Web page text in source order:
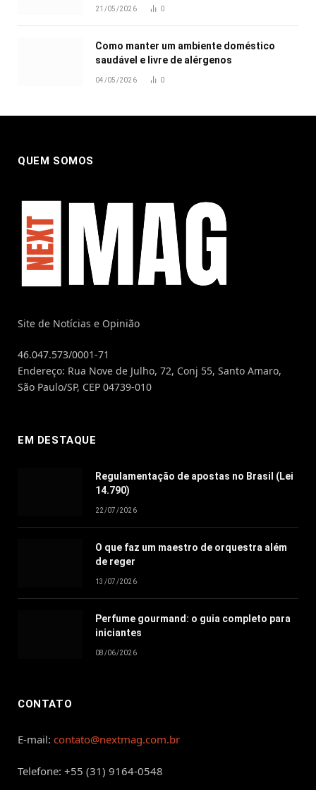
21/05/2026 0
Como manter um ambiente doméstico
saudável e livre de alérgenos
04/05/2026 0
QUEM SOMOS
Site de Notícias e Opinião
46.047.573/0001-71
Endereço: Rua Nove de Julho, 72, Conj 55, Santo Amaro,
São Paulo/SP, CEP 04739-010
EM DESTAQUE
Regulamentação de apostas no Brasil (Lei
14.790)
22/07/2026
O que faz um maestro de orquestra além
de reger
13/07/2026
Perfume gourmand: o guia completo para
iniciantes
08/06/2026
CONTATO
E-mail: contato@nextmag.com.br
Telefone: +55 (31) 9164-0548